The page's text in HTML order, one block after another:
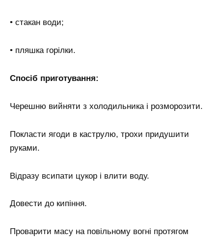
• стакан води;
• пляшка горілки.
Спосіб приготування:
Черешню вийняти з холодильника і розморозити.
Покласти ягоди в каструлю, трохи придушити
руками.
Відразу всипати цукор і влити воду.
Довести до кипіння.
Проварити масу на повільному вогні протягом